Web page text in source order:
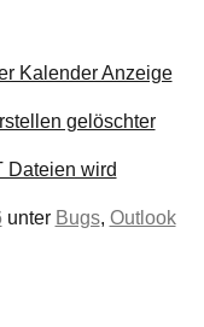
Kalender Anzeige
gelöschter
Dateien wird
unter Bugs, Outlook